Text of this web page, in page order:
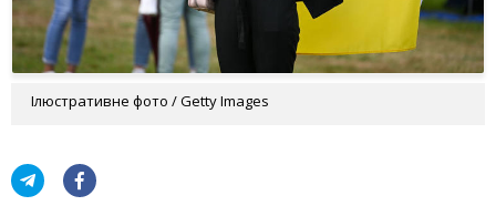
Ілюстративне фото / Getty Images